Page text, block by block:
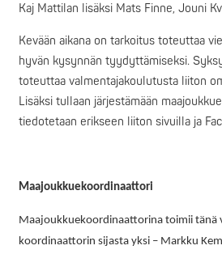
Kaj Mattilan lisäksi Mats Finne, Jouni
Kevään aikana on tarkoitus toteuttaa
hyvän kysynnän tyydyttämiseksi.
toteuttaa valmentajakoulutusta liiton
Lisäksi tullaan järjestämään
tiedotetaan erikseen liiton sivuilla ja
Maajoukkuekoordinaattori
Maajoukkuekoordinaattorina toimii tänä
koordinaattorin sijasta yksi – Markku